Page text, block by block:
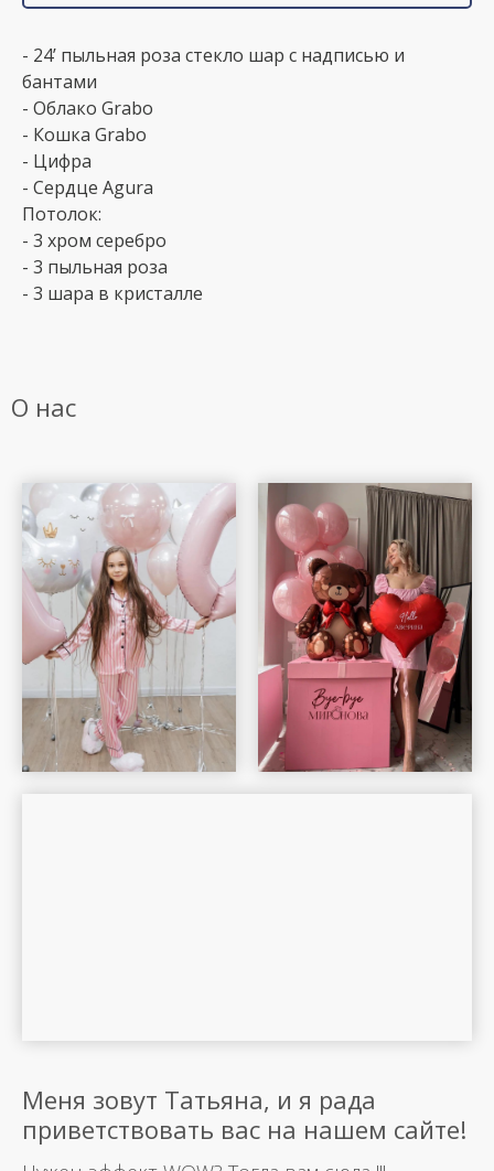
- 24’ пыльная роза стекло шар с надписью и
бантами
- Облако Grabo
- Кошка Grabo
- Цифра
- Сердце Agura
Потолок:
- 3 хром серебро
- 3 пыльная роза
- 3 шара в кристалле
О нас
Меня зовут Татьяна, и я рада
приветствовать вас на нашем сайте!